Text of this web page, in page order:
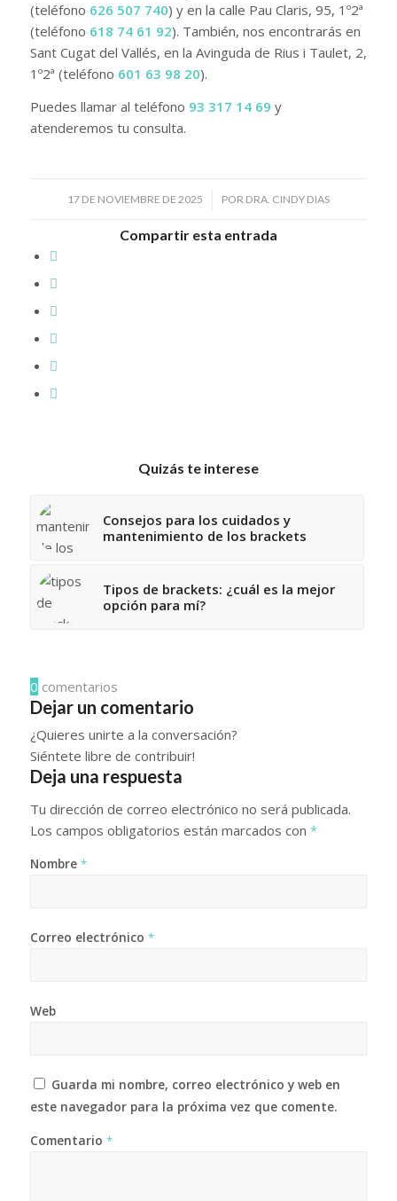
(teléfono 626 507 740) y en la calle Pau Claris, 95, 1º2ª
(teléfono 618 74 61 92). También, nos encontrarás en
Sant Cugat del Vallés, en la Avinguda de Rius i Taulet, 2,
1º2ª (teléfono 601 63 98 20).
Puedes llamar al teléfono 93 317 14 69 y
atenderemos tu consulta.
17 DE NOVIEMBRE DE 2025
/ POR DRA. CINDY DIAS
Compartir esta entrada
Quizás te interese
Consejos para los cuidados y
mantenimiento de los brackets
Tipos de brackets: ¿cuál es la mejor
opción para mí?
0 comentarios
Dejar un comentario
¿Quieres unirte a la conversación?
Siéntete libre de contribuir!
Deja una respuesta
Tu dirección de correo electrónico no será publicada.
Los campos obligatorios están marcados con *
Nombre *
Correo electrónico *
Web
Guarda mi nombre, correo electrónico y web en
este navegador para la próxima vez que comente.
Comentario *